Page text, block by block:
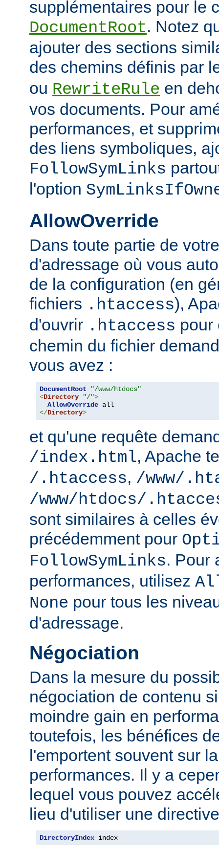
supplémentaires pour le
DocumentRoot. Notez
ajouter des sections
des chemins définis par
ou RewriteRule en
vos documents. Pour
performances, et
des liens symboliques,
FollowSymLinks
l'option
AllowOverride
Dans toute partie de
d'adressage où vous
de la configuration (en
fichiers .htaccess),
d'ouvrir .htaccess pour
chemin du fichier
vous avez :
DocumentRoot
"/www/htdocs"
<Directory "/">
AllowOverride
</Directory>
et qu'une requête
/index.html, Apache
/.htaccess, /www/
/www/htdocs/
sont similaires à celles
précédemment pour
FollowSymLinks. Pour
performances, utilisez
None pour tous les
d'adressage.
Négociation
Dans la mesure du
négociation de contenu
moindre gain en
toutefois, les bénéfices
l'emportent souvent sur
performances. Il y a
lequel vous pouvez
lieu d'utiliser une
DirectoryIndex index